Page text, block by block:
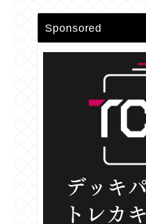
Sponsored